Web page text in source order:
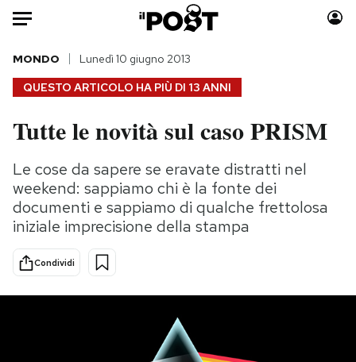
Auto
HOME
Italia
Politica
Tecnologia
Internet
Scienza
Cultura
Economia
Moda
Consumismi
Storie/Idee
Ok Boomer!
Altrecose
QUESTO ARTICOLO HA PIÙ DI 13 ANNI
MONDO Lunedì 10 giugno 2013
Tutte le novità sul caso PRISM
Le cose da sapere se eravate distratti nel
weekend: sappiamo chi è la fonte dei
documenti e sappiamo di qualche frettolosa
iniziale imprecisione della stampa
Condividi